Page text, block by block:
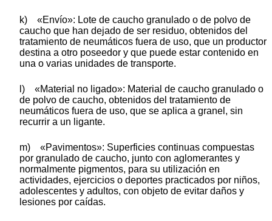
k) «Envío»: Lote de caucho granulado o de polvo de
caucho que han dejado de ser residuo, obtenidos del
tratamiento de neumáticos fuera de uso, que un productor
destina a otro poseedor y que puede estar contenido en
una o varias unidades de transporte.
l) «Material no ligado»: Material de caucho granulado o
de polvo de caucho, obtenidos del tratamiento de
neumáticos fuera de uso, que se aplica a granel, sin
recurrir a un ligante.
m) «Pavimentos»: Superficies continuas compuestas
por granulado de caucho, junto con aglomerantes y
normalmente pigmentos, para su utilización en
actividades, ejercicios o deportes practicados por niños,
adolescentes y adultos, con objeto de evitar daños y
lesiones por caídas.